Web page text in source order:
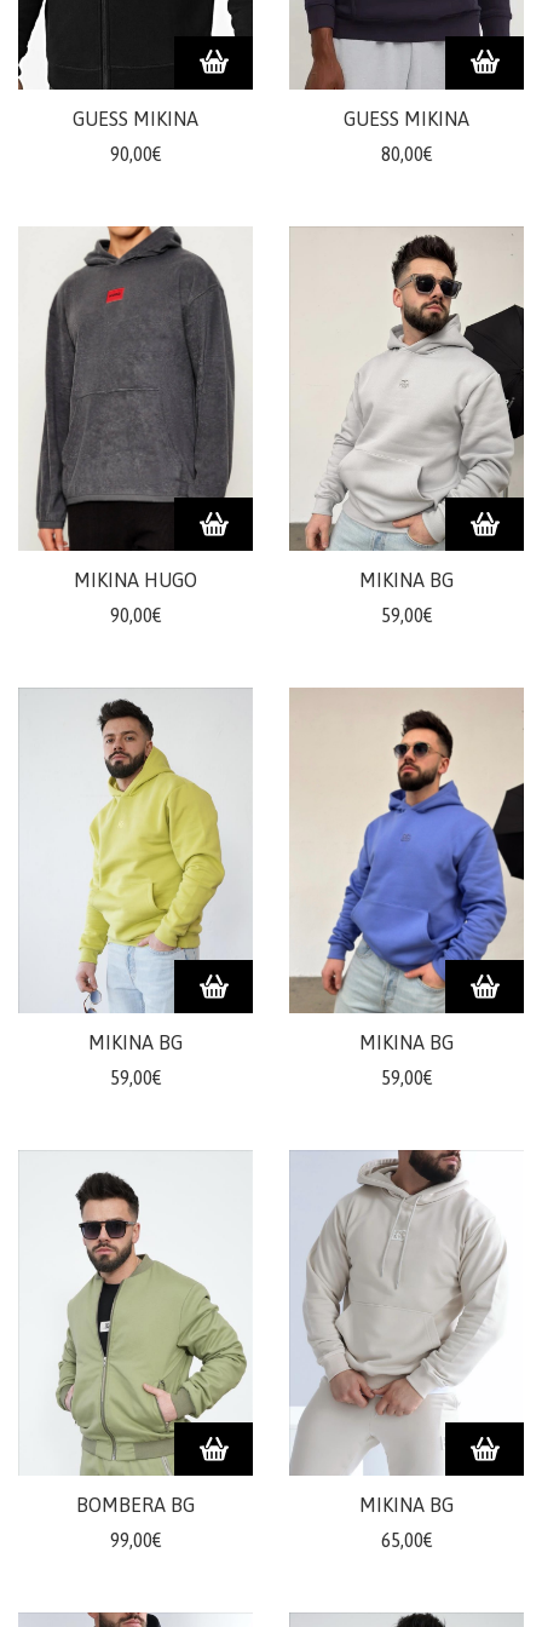
doplnky
ŽENY
oblečenie
Podprsenky
Nohavičky
Šaty/sukne/
overaly
Župany/pyžamá
Doplnky/kabelky
Tričká/
Mikiny
Nohavice/rifle/
Svetre/Pulóvre
Topánky
legíny/tepláky
kožuchy,
Vianočné
Vianočné
Blúzky,
GUESS MIKINA
90,00€
GUESS MIKINA
80,00€
MIKINA HUGO
90,00€
MIKINA BG
59,00€
MIKINA BG
59,00€
MIKINA BG
59,00€
BOMBERA BG
99,00€
MIKINA BG
65,00€